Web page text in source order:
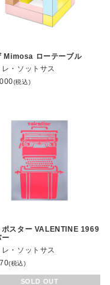
Mimosa ローテーブル
・ソットサス
(税込)
ポスター VALENTINE 1969
ー
・ソットサス
(税込)
SOLD OUT